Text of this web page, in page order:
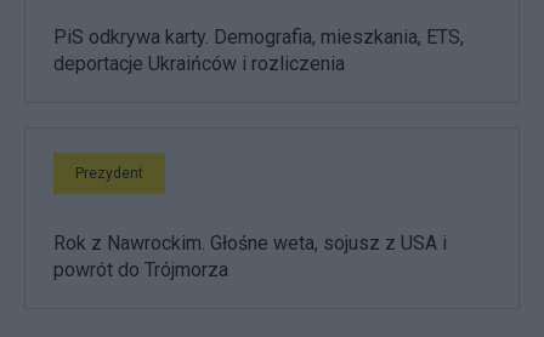
PiS odkrywa karty. Demografia, mieszkania, ETS,
deportacje Ukraińców i rozliczenia
Prezydent
Rok z Nawrockim. Głośne weta, sojusz z USA i
powrót do Trójmorza